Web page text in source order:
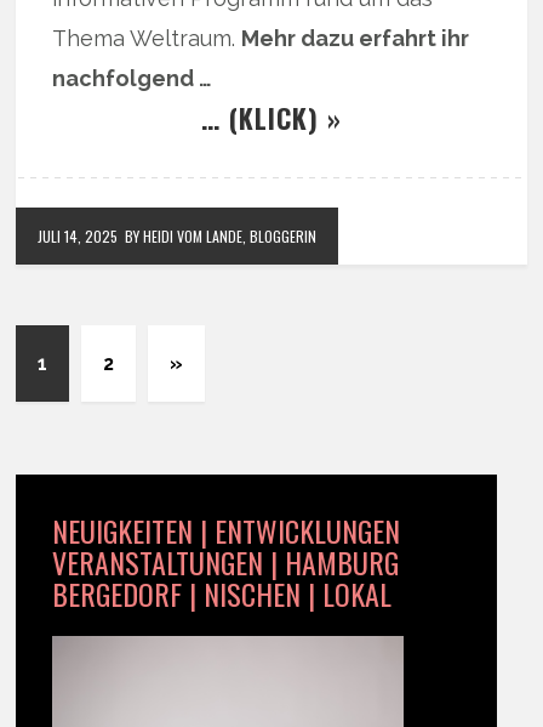
Thema Weltraum. Mehr dazu erfahrt ihr
nachfolgend …
… (KLICK) »
JULI 14, 2025 BY HEIDI VOM LANDE, BLOGGERIN
1 2 »
NEUIGKEITEN | ENTWICKLUNGEN
VERANSTALTUNGEN | HAMBURG
BERGEDORF | NISCHEN | LOKAL